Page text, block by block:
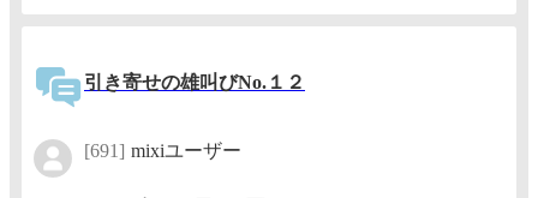
引き寄せの雄叫びNo.１２
[691] mixiユーザー